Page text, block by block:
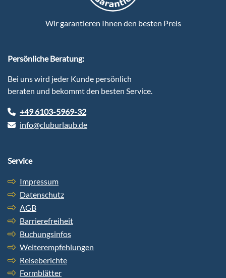
Wir garantieren Ihnen den besten Preis
Persönliche Beratung:
Bei uns wird jeder Kunde persönlich
beraten und bekommt den besten Service.
+49 6103-5969-32
info@cluburlaub.de
Service
Impressum
Datenschutz
AGB
Barrierefreiheit
Buchungsinfos
Weiterempfehlungen
Reiseberichte
Formblätter